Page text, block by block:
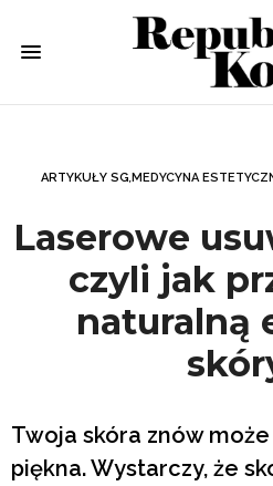
ARTYKUŁY SG,MEDYCYNA
Laserowe
czyli jak
naturalną
Twoja skóra znów może
piękna. Wystarczy, że